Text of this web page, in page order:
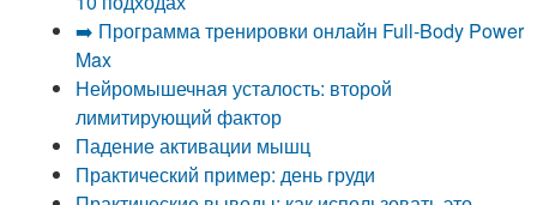
➡️ Программа тренировки онлайн Full-Body Power
Max
Нейромышечная усталость: второй
лимитирующий фактор
Падение активации мышц
Практический пример: день груди